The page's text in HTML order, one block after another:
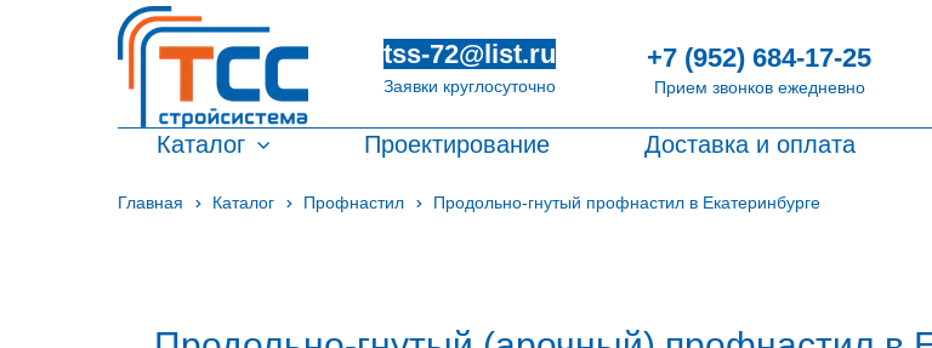
tss-72@list.ru
Заявки круглосуточно
+7 (952) 684-17-25
Прием звонков ежедневно
Каталог Проектирование Доставка и оплата
Главная Каталог Профнастил Продольно-гнутый профнастил в Екатеринбурге